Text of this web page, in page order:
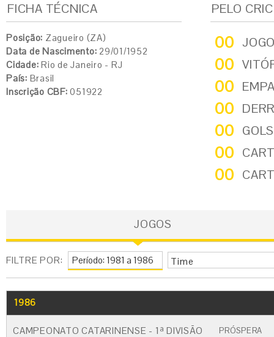
FICHA TÉCNICA
Posição: Zagueiro (ZA)
Data de Nascimento: 29/01/1952
Cidade: Rio de Janeiro - RJ
País: Brasil
Inscrição CBF: 051922
PELO
00
00
00
00
00
00
00
JOGOS
FILTRE POR: Time
1986
CAMPEONATO CATARINENSE - 1ª DIVISÃO PRÓSPERA